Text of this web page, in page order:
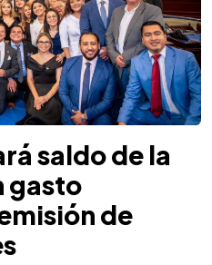
saldo de la
gasto
de